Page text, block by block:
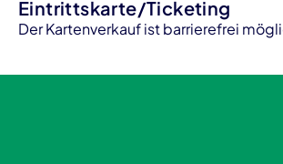
Eintrittskarte/Ticketing
Der Kartenverkauf ist barrierefrei